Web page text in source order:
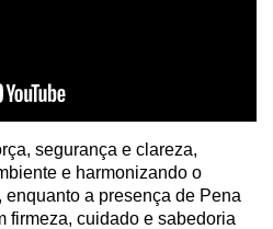
segurança e clareza,
e harmonizando o
a presença de Pena
firmeza, cuidado e sabedoria